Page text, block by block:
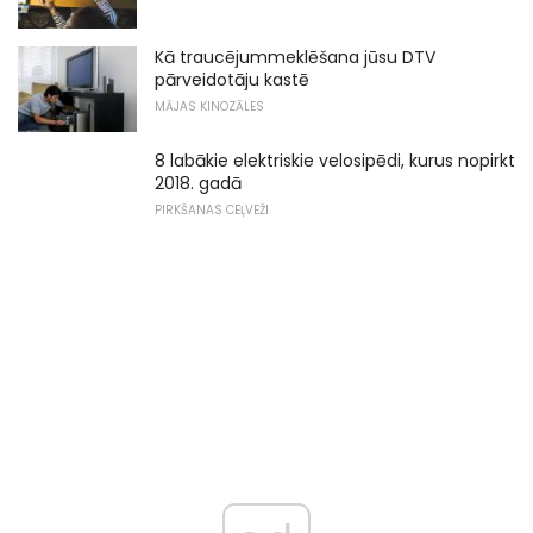
Kā traucējummeklēšana jūsu DTV
pārveidotāju kastē
MĀJAS KINOZĀLES
8 labākie elektriskie velosipēdi, kurus nopirkt
2018. gadā
PIRKŠANAS CEĻVEŽI